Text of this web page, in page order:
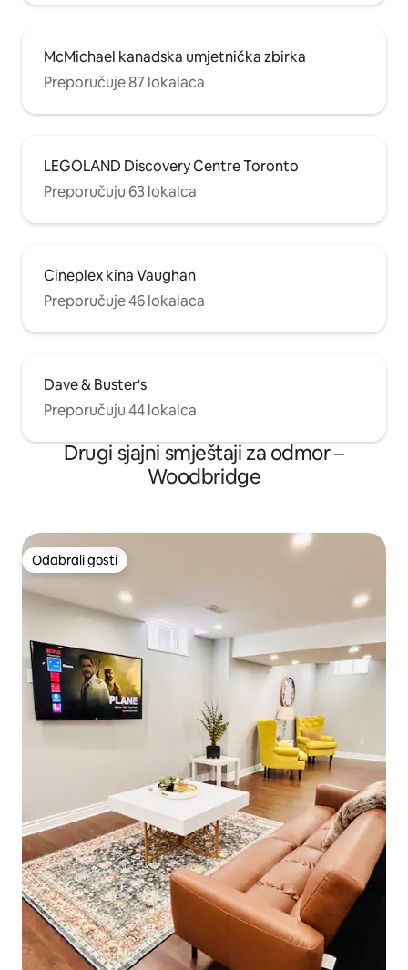
McMichael kanadska umjetnička zbirka
Preporučuje 87 lokalaca
LEGOLAND Discovery Centre Toronto
Preporučuju 63 lokalca
Cineplex kina Vaughan
Preporučuje 46 lokalaca
Dave & Buster's
Preporučuju 44 lokalca
Drugi sjajni smještaji za odmor –
Woodbridge
Odabrali gosti
Odabrali gosti